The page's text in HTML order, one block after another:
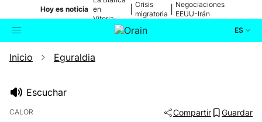
Hoy es noticia en
Vitoria-
Gasteiz
Crisis
migratoria
Negociaciones
EEUU-Irán
ES
Buscador
Inicio Eguraldia
Escuchar
CALOR Compartir Guardar